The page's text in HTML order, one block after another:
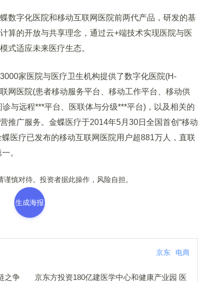
字化医院和移动互联网医院前两代产品，研发的基
算的开放与共享理念，通过云+端技术实现医院与医
式适应未来医疗生态。
家医院与医疗卫生机构提供了数字化医院(H-
网医院(患者移动服务平台、移动工作平台、移动供
与远程***平台、医联体与分级***平台)，以及相关的
推广服务。金蝶医疗于2014年5月30日全国首创“移动
医疗已发布的移动互联网医院用户超881万人，直联
。
慎对待。投资者据此操作，风险自担。
生成海报
京东 电商
之争
京东方投资180亿建医学中心和健康产业园 医